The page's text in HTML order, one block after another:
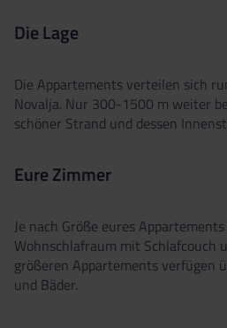
Die Lage
Die Appartements verteilen sich
Novalja. Nur 300-1500 m weiter
schöner Strand und dessen
Eure Zimmer
Je nach Größe eures
Wohnschlafraum mit Schlafcouch
größeren Appartements verfügen
und Bäder.